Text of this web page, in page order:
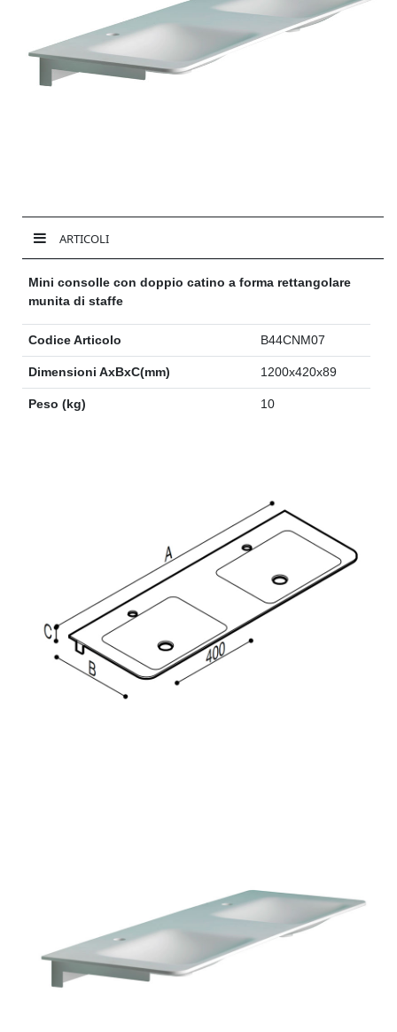
ARTICOLI
Mini consolle con doppio catino a forma rettangolare
munita di staffe
Codice Articolo B44CNM07
Dimensioni AxBxC(mm) 1200x420x89
Peso (kg) 10